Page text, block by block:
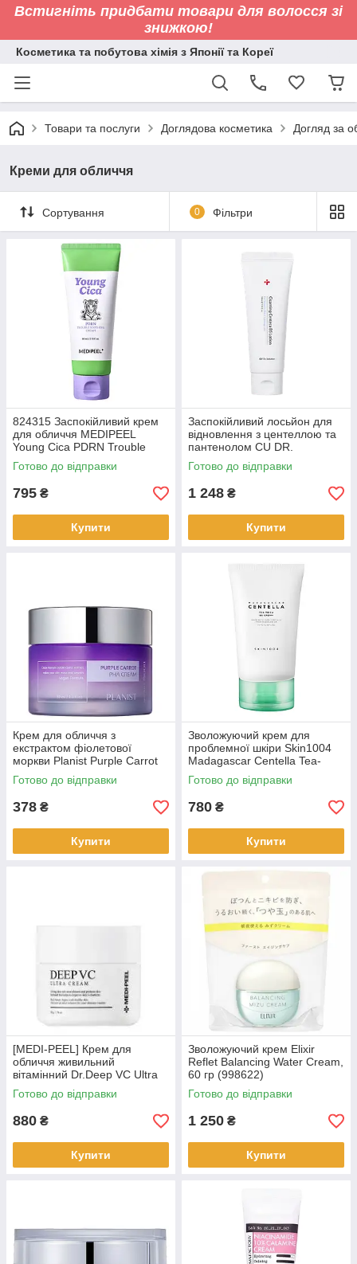
Встигніть придбати товари для волосся зі
знижкою!
Косметика та побутова хімія з Японії та Кореї
Товари та послуги Доглядова косметика Догляд за
Креми для обличчя
Сортування 0 Фільтри
824315 Заспокійливий крем
для обличчя MEDIPEEL
Young Cica PDRN Trouble
Soothing Cream, 80 мл
Готово до відправки
795 ₴
Купити
Заспокійливий лосьйон для
відновлення з центеллою та
пантенолом CU DR.
SOLUTION (225115)
Готово до відправки
1 248 ₴
Купити
Крем для обличчя з
екстрактом фіолетової
моркви Planist Purple Carrot
PHA CREAM 50 мл (10074)
Готово до відправки
378 ₴
Купити
Зволожуючий крем для
проблемної шкіри Skin1004
Madagascar Centella Tea-
Trica B5 Cream 75 мл
Готово до відправки
780 ₴
Купити
[MEDI-PEEL] Крем для
обличчя живильний
вітамінний Dr.Deep VC Ultra
Cream, 50г (346229)
Готово до відправки
880 ₴
Купити
Зволожуючий крем Elixir
Reflet Balancing Water Cream,
60 гр (998622)
Готово до відправки
1 250 ₴
Купити